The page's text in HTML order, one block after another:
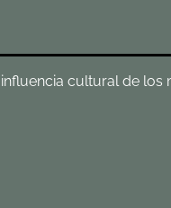
cultural de